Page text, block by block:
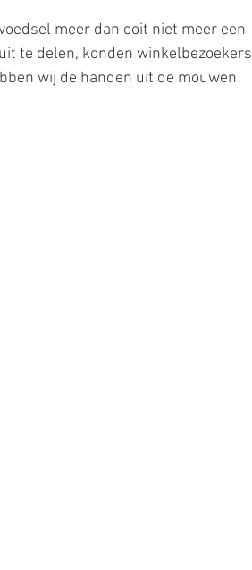
meer dan ooit niet meer een
te delen, konden winkelbezoekers
wij de handen uit de mouwen